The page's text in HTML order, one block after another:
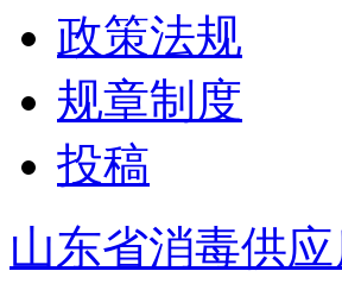
政策法规
规章制度
投稿
山东省消毒供